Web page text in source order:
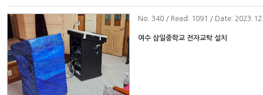
No . 340 / Read: 1091 / Date:
여수 삼일중학교 전자교탁 설치